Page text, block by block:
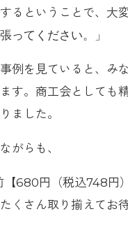
るということで、大
ってください。」
例を見ていると、み
す。商工会としても
ました。
がらも、
【680円（税込748円
くさん取り揃えてお